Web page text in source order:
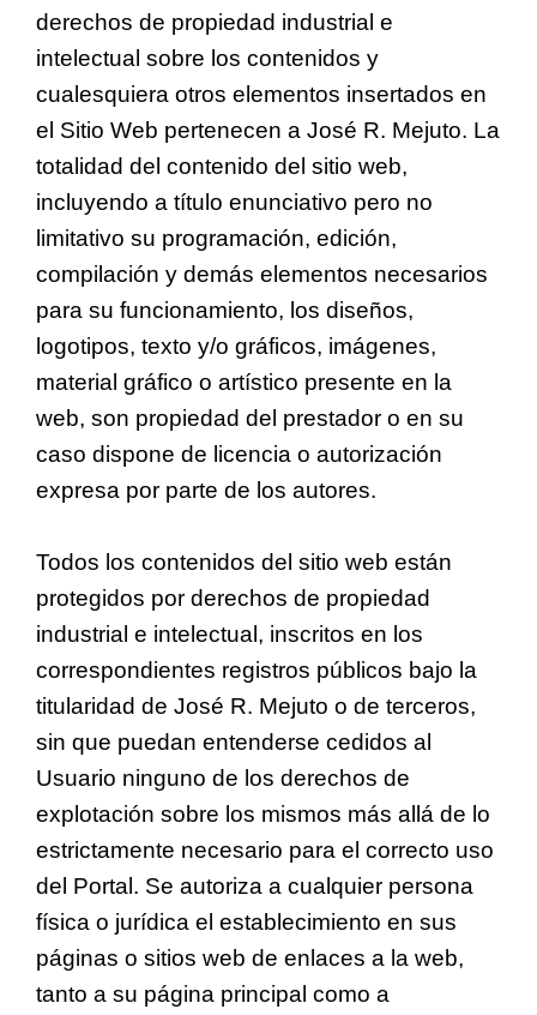
derechos de propiedad industrial e
intelectual sobre los contenidos y
cualesquiera otros elementos insertados en
el Sitio Web pertenecen a José R. Mejuto. La
totalidad del contenido del sitio web,
incluyendo a título enunciativo pero no
limitativo su programación, edición,
compilación y demás elementos necesarios
para su funcionamiento, los diseños,
logotipos, texto y/o gráficos, imágenes,
material gráfico o artístico presente en la
web, son propiedad del prestador o en su
caso dispone de licencia o autorización
expresa por parte de los autores.
Todos los contenidos del sitio web están
protegidos por derechos de propiedad
industrial e intelectual, inscritos en los
correspondientes registros públicos bajo la
titularidad de José R. Mejuto o de terceros,
sin que puedan entenderse cedidos al
Usuario ninguno de los derechos de
explotación sobre los mismos más allá de lo
estrictamente necesario para el correcto uso
del Portal. Se autoriza a cualquier persona
física o jurídica el establecimiento en sus
páginas o sitios web de enlaces a la web,
tanto a su página principal como a